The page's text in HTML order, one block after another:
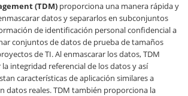
(TDM) proporciona una manera rápida y
datos y separarlos en subconjuntos
de identificación personal confidencial a
conjuntos de datos de prueba de tamaños
de TI. Al enmascarar los datos, TDM
integridad referencial de los datos y así
características de aplicación similares a
datos reales. TDM también proporciona la